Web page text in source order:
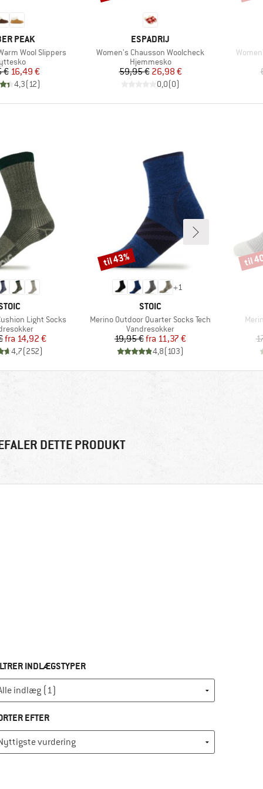
PEAK
Wool Slippers
Pris
€Nedsat pris
16,49 €
4,3(12)
MÆRKE
ESPADRIJ
Artikel
Women's Chausson Woolcheck
Produktgruppe
Hjemmesko
Pris
59,95 €Nedsat pris
26,98 €
0,0(0)
Artikel
Light Socks
Pris
Nedsat pris
fra 14,92 €
4,7(252)
+1
MÆRKE
STOIC
Artikel
Merino Outdoor Quarter Socks Tech
Produktgruppe
Vandresokker
Pris
19,95 € Nedsat pris
fra 11,37 €
4,8(103)
Rabat
til 43% Rabat
til
DETTE PRODUKT
INDLÆGSTYPER
EFTER